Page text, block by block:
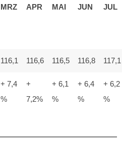
MRZ APR MAI JUN JUL
116,1 116,6 116,5 116,8 117,1
+ 7,4
%
+
7,2%
+ 6,1
%
+ 6,4
%
+ 6,2
%